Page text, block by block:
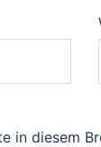
in diesem